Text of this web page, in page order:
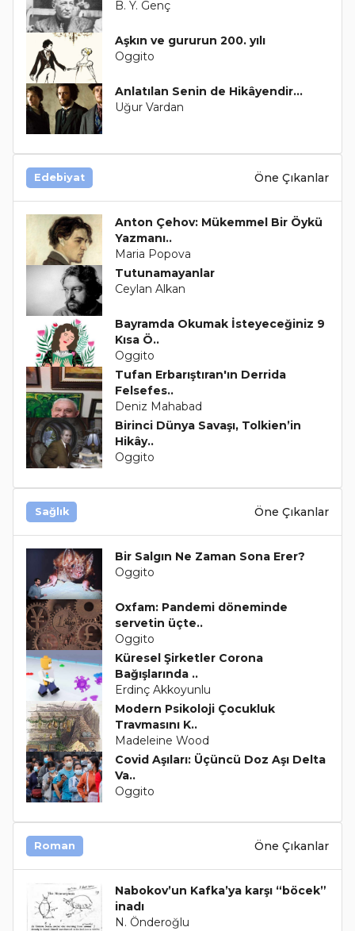
B. Y. Genç
Aşkın ve gururun 200. yılı
Oggito
Anlatılan Senin de Hikâyendir...
Uğur Vardan
Edebiyat Öne Çıkanlar
Anton Çehov: Mükemmel Bir Öykü
Yazmanı..
Maria Popova
Tutunamayanlar
Ceylan Alkan
Bayramda Okumak İsteyeceğiniz 9
Kısa Ö..
Oggito
Tufan Erbarıştıran'ın Derrida
Felsefes..
Deniz Mahabad
Birinci Dünya Savaşı, Tolkien’in
Hikây..
Oggito
Sağlık Öne Çıkanlar
Bir Salgın Ne Zaman Sona Erer?
Oggito
Oxfam: Pandemi döneminde
servetin üçte..
Oggito
Küresel Şirketler Corona
Bağışlarında ..
Erdinç Akkoyunlu
Modern Psikoloji Çocukluk
Travmasını K..
Madeleine Wood
Covid Aşıları: Üçüncü Doz Aşı Delta
Va..
Oggito
Roman Öne Çıkanlar
Nabokov’un Kafka’ya karşı “böcek”
inadı
N. Önderoğlu